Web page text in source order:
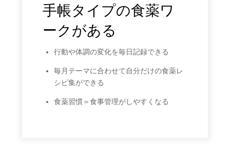
手帳タイプの食薬ワ
ークがある
行動や体調の変化を毎日記録できる
毎月テーマに合わせて自分だけの食薬レ
シピ集ができる
食薬習慣＝食事管理がしやすくなる